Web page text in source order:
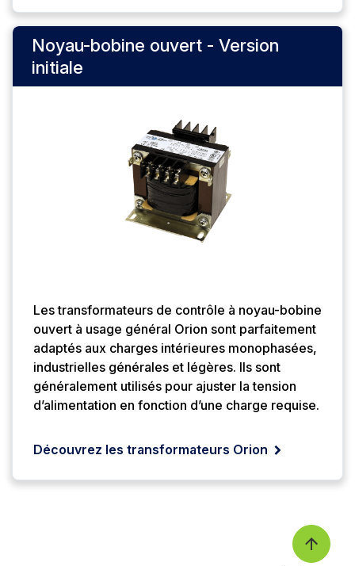
Noyau-bobine ouvert - Version
initiale
Les transformateurs de contrôle à noyau-bobine
ouvert à usage général Orion sont parfaitement
adaptés aux charges intérieures monophasées,
industrielles générales et légères. Ils sont
généralement utilisés pour ajuster la tension
d’alimentation en fonction d’une charge requise.
Découvrez les transformateurs Orion